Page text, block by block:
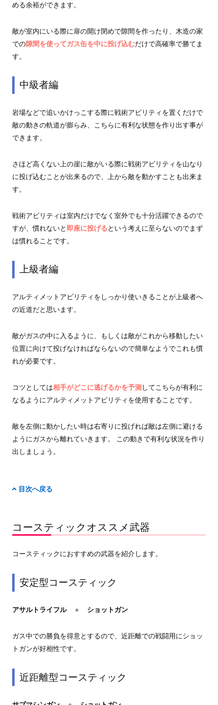
める余裕ができます。
敵が室内にいる際に扉の開け閉めで隙間を作ったり、木造の家
での隙間を使ってガス缶を中に投げ込むだけで高確率で勝てま
す。
中級者編
岩場などで追いかけっこする際に戦術アビリティを置くだけで
敵の動きの軌道が膨らみ、こちらに有利な状態を作り出す事が
できます。
さほど高くない上の崖に敵がいる際に戦術アビリティを山なり
に投げ込むことが出来るので、上から敵を動かすことも出来ま
す。
戦術アビリティは室内だけでなく室外でも十分活躍できるので
すが、慣れないと 即座に投げるという考えに至らないのでまず
は慣れることです。
上級者編
アルティメットアビリティをしっかり使いきることが上級者へ
の近道だと思います。
敵がガスの中に入るように、もしくは敵がこれから移動したい
位置に向けて投げなければならないので簡単なようでこれも慣
れが必要です。
コツとしては相手がどこに逃げるかを予測 してこちらが有利に
なるようにアルティメットアビリティを使用することです。
敵を左側に動かしたい時は右寄りに投げれば敵は左側に避ける
ようにガスから離れていきます。 この動きで有利な状況を作り
出しましょう。
目次へ戻る
コースティックオススメ武器
コースティックにおすすめの武器を紹介します。
安定型コースティック
アサルトライフル＋ ショットガン
ガス中での勝負を得意とするので、近距離での戦闘用にショッ
トガンが好相性です。
近距離型コースティック